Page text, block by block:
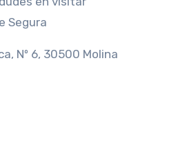
Segura
Nº 6, 30500 Molina